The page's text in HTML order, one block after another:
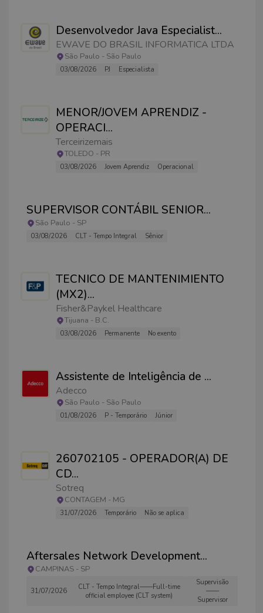
Desenvolvedor Java Especialist...
EWAVE DO BRASIL INFORMATICA LTDA
São Paulo - São Paulo
03/08/2026 PJ Especialista
MENOR/JOVEM APRENDIZ -
OPERACI...
Terceirizemais
TOLEDO - PR
03/08/2026 Jovem Aprendiz Operacional
SUPERVISOR CONTÁBIL SENIOR...
São Paulo - SP
03/08/2026 CLT - Tempo Integral Sênior
TECNICO DE MANTENIMIENTO
(MX2)...
Fisher&Paykel Healthcare
Tijuana - B.C.
03/08/2026 Permanente No exento
Assistente de Inteligência de ...
Adecco
São Paulo - São Paulo
01/08/2026 P - Temporário Júnior
260702105 - OPERADOR(A) DE
CD...
Sotreq
CONTAGEM - MG
31/07/2026 Temporário Não se aplica
Aftersales Network Development...
CAMPINAS - SP
31/07/2026
CLT - Tempo Integral——Full-time
official employee (CLT system)
Supervisão
——
Supervisor